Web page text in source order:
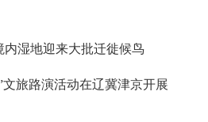
内湿地迎来大批迁徙候鸟
文旅路演活动在辽冀津京开展